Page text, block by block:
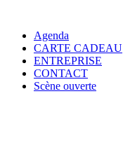
Agenda
CARTE CADEAU
ENTREPRISE
CONTACT
Scène ouverte